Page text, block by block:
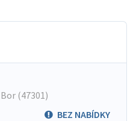
(47301)
BEZ NABÍDKY